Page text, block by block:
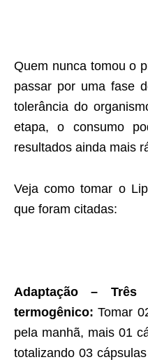
Quem nunca tomou o
passar por uma fase
tolerância do
etapa, o consumo
resultados ainda mais
Veja como tomar o
que foram citadas:
Adaptação –
termogênico:Tomar
pela manhã, mais 01
totalizando 03